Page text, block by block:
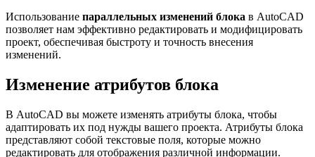
Использование параллельных изменений блока в AutoCAD
позволяет нам эффективно редактировать и модифицировать
проект, обеспечивая быстроту и точность внесения
изменений.
Изменение атрибутов блока
В AutoCAD вы можете изменять атрибуты блока, чтобы
адаптировать их под нужды вашего проекта. Атрибуты блока
представляют собой текстовые поля, которые можно
редактировать для отображения различной информации.